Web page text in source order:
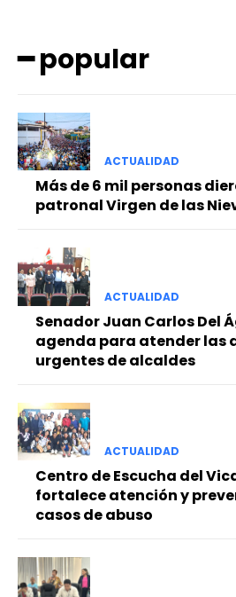
━ Planes
━ popular
ACTUALIDAD
Más de 6 mil personas
patronal Virgen de las
ACTUALIDAD
Senador Juan Carlos Del
agenda para atender las
urgentes de alcaldes
ACTUALIDAD
Centro de Escucha del
fortalece atención y
casos de abuso